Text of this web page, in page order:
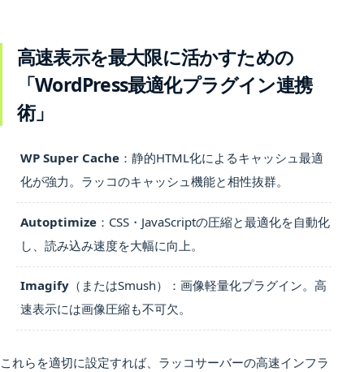
高速表示を最大限に活かすための
「WordPress最適化プラグイン連携
術」
WP Super Cache：静的HTML化によるキャッシュ最適
化が強力。ラッコのキャッシュ機能と相性抜群。
Autoptimize：CSS・JavaScriptの圧縮と最適化を自動化
し、読み込み速度を大幅に向上。
Imagify（またはSmush）：画像軽量化プラグイン。高
速表示には画像圧縮も不可欠。
これらを適切に設定すれば、ラッコサーバーの高速インフラ